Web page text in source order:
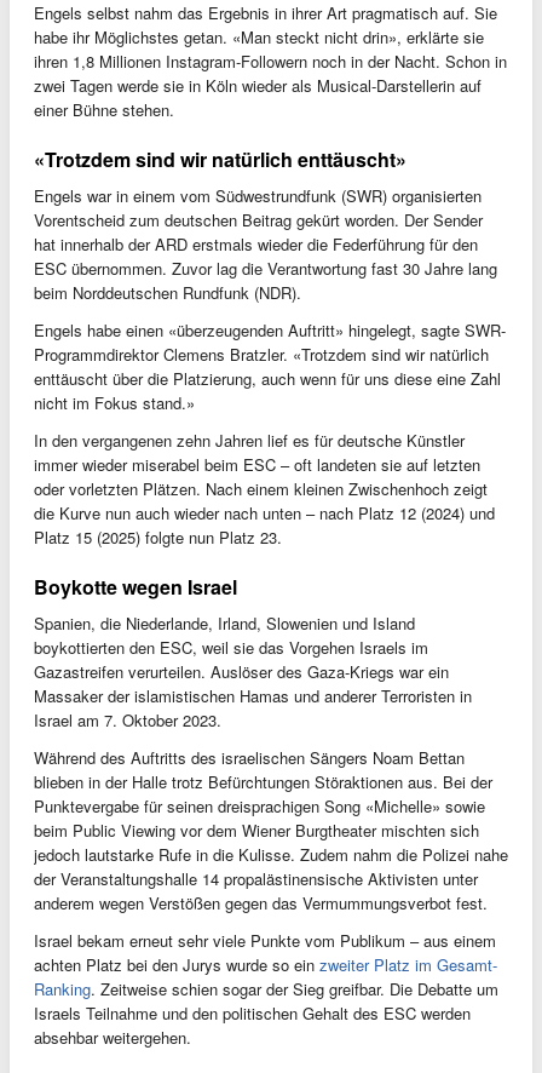
Engels selbst nahm das Ergebnis in ihrer Art pragmatisch auf. Sie
habe ihr Möglichstes getan. «Man steckt nicht drin», erklärte sie
ihren 1,8 Millionen Instagram-Followern noch in der Nacht. Schon in
zwei Tagen werde sie in Köln wieder als Musical-Darstellerin auf
einer Bühne stehen.
«Trotzdem sind wir natürlich enttäuscht»
Engels war in einem vom Südwestrundfunk (SWR) organisierten
Vorentscheid zum deutschen Beitrag gekürt worden. Der Sender
hat innerhalb der ARD erstmals wieder die Federführung für den
ESC übernommen. Zuvor lag die Verantwortung fast 30 Jahre lang
beim Norddeutschen Rundfunk (NDR).
Engels habe einen «überzeugenden Auftritt» hingelegt, sagte SWR-
Programmdirektor Clemens Bratzler. «Trotzdem sind wir natürlich
enttäuscht über die Platzierung, auch wenn für uns diese eine Zahl
nicht im Fokus stand.»
In den vergangenen zehn Jahren lief es für deutsche Künstler
immer wieder miserabel beim ESC – oft landeten sie auf letzten
oder vorletzten Plätzen. Nach einem kleinen Zwischenhoch zeigt
die Kurve nun auch wieder nach unten – nach Platz 12 (2024) und
Platz 15 (2025) folgte nun Platz 23.
Boykotte wegen Israel
Spanien, die Niederlande, Irland, Slowenien und Island
boykottierten den ESC, weil sie das Vorgehen Israels im
Gazastreifen verurteilen. Auslöser des Gaza-Kriegs war ein
Massaker der islamistischen Hamas und anderer Terroristen in
Israel am 7. Oktober 2023.
Während des Auftritts des israelischen Sängers Noam Bettan
blieben in der Halle trotz Befürchtungen Störaktionen aus. Bei der
Punktevergabe für seinen dreisprachigen Song «Michelle» sowie
beim Public Viewing vor dem Wiener Burgtheater mischten sich
jedoch lautstarke Rufe in die Kulisse. Zudem nahm die Polizei nahe
der Veranstaltungshalle 14 propalästinensische Aktivisten unter
anderem wegen Verstößen gegen das Vermummungsverbot fest.
Israel bekam erneut sehr viele Punkte vom Publikum – aus einem
achten Platz bei den Jurys wurde so ein zweiter Platz im Gesamt-
Ranking. Zeitweise schien sogar der Sieg greifbar. Die Debatte um
Israels Teilnahme und den politischen Gehalt des ESC werden
absehbar weitergehen.